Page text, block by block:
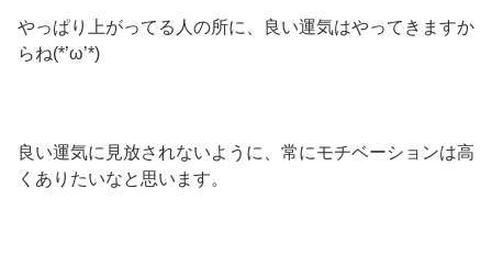
やっぱり上がってる人の所に、良い運気はやってきますか
らね(*’ω’*)
良い運気に見放されないように、常にモチベーションは高
くありたいなと思います。